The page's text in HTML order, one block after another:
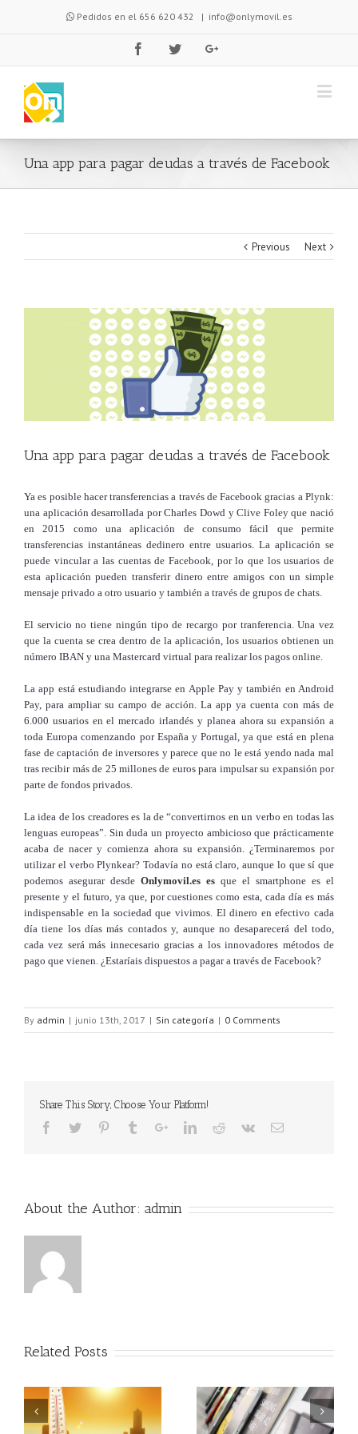
Pedidos en el 656 620 432 | info@onlymovil.es
Una app para pagar deudas a través de Facebook
Previous Next
Una app para pagar deudas a través de Facebook
Ya es posible hacer transferencias a través de Facebookgracias a Plynk:
una aplicación desarrollada por Charles Dowd y Clive Foley que nació
en 2015 como una aplicación de consumo fácil que permite
transferencias instantáneas dedinero entre usuarios. La aplicación se
puede vincular a las cuentas de Facebook, por lo que los usuarios de
esta aplicación pueden transferir dinero entre amigos con un simple
mensaje privado a otro usuario y también a través de grupos de chats.
El servicio no tiene ningún tipo de recargo por tranferencia. Una vez
que la cuenta se crea dentro de la aplicación, los usuarios obtienen un
número IBAN y una Mastercard virtual para realizar los pagos online.
La app está estudiando integrarse en Apple Pay y también en Android
Pay, para ampliar su campo de acción. La app ya cuenta con más de
6.000 usuarios en el mercado irlandés y planea ahora su expansión a
toda Europa comenzando por España y Portugal, ya que está en plena
fase de captación de inversores y parece que no le está yendo nada mal
tras recibir más de 25 millones de euros para impulsar su expansión por
parte de fondos privados.
La idea de los creadores es la de “convertirnos en un verbo en todas las
lenguas europeas”. Sin duda un proyecto ambicioso que prácticamente
acaba de nacer y comienza ahora su expansión. ¿Terminaremos por
utilizar el verbo Plynkear? Todavía no está claro, aunque lo que sí que
podemos asegurar desde Onlymovil.es es que el smartphone es el
presente y el futuro, ya que, por cuestiones como esta, cada día es más
indispensable en la sociedad que vivimos. El dinero en efectivo cada
día tiene los días más contados y, aunque no desaparecerá del todo,
cada vez será más innecesario gracias a los innovadores métodos de
pago que vienen. ¿Estaríais dispuestos a pagar a través de Facebook?
By admin | junio 13th, 2017 | Sin categoría | 0 Comments
Share This Story, Choose Your Platform!
About the Author: admin
Related Posts